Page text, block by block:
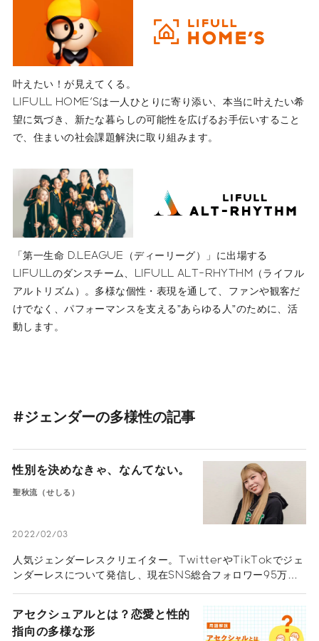
叶えたい！が見えてくる。
LIFULL HOME'Sは一人ひとりに寄り添い、本当に叶えたい希
望に気づき、新たな暮らしの可能性を広げるお手伝いすること
で、住まいの社会課題解決に取り組みます。
「第一生命 D.LEAGUE（ディーリーグ）」に出場する
LIFULLのダンスチーム、LIFULL ALT-RHYTHM（ライフル
アルトリズム）。多様な個性・表現を通して、ファンや観客だ
けでなく、パフォーマンスを支える”あらゆる人”のために、活
動します。
#ジェンダーの多様性の記事
性別を決めなきゃ、なんてない。
聖秋流（せしる）
2022/02/03
人気ジェンダーレスクリエイター。TwitterやTikTokでジェ
ンダーレスについて発信し、現在SNS総合フォロワー95万人
持ち始めた。高校時代にはコンプレックス解消のためにメイク
を研究しながら、自分や自分と同じ悩みを抱える人たちのため
にSNSで発信を開始した。今では誰にでも堂々と自分らしさを
アセクシュアルとは？恋愛と性的
指向の多様な形